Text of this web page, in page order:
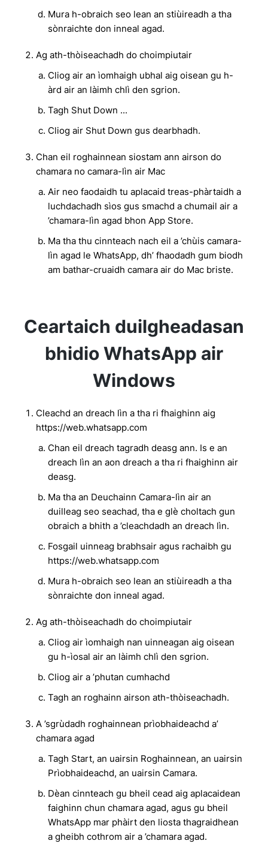
Mura h-obraich seo lean an stiùireadh a tha
sònraichte don inneal agad.
Ag ath-thòiseachadh do choimpiutair
Cliog air an ìomhaigh ubhal aig oisean gu h-
àrd air an làimh chlì den sgrion.
Tagh Shut Down ...
Cliog air Shut Down gus dearbhadh.
Chan eil roghainnean siostam ann airson do
chamara no camara-lìn air Mac
Air neo faodaidh tu aplacaid treas-phàrtaidh a
luchdachadh sìos gus smachd a chumail air a
’chamara-lìn agad bhon App Store.
Ma tha thu cinnteach nach eil a ’chùis camara-
lìn agad le WhatsApp, dh’ fhaodadh gum biodh
am bathar-cruaidh camara air do Mac briste.
Ceartaich duilgheadasan
bhidio WhatsApp air
Windows
Cleachd an dreach lìn a tha ri fhaighinn aig
https://web.whatsapp.com
Chan eil dreach tagradh deasg ann. Is e an
dreach lìn an aon dreach a tha ri fhaighinn air
deasg.
Ma tha an Deuchainn Camara-lìn air an
duilleag seo seachad, tha e glè choltach gun
obraich a bhith a ’cleachdadh an dreach lìn.
Fosgail uinneag brabhsair agus rachaibh gu
https://web.whatsapp.com
Mura h-obraich seo lean an stiùireadh a tha
sònraichte don inneal agad.
Ag ath-thòiseachadh do choimpiutair
Cliog air ìomhaigh nan uinneagan aig oisean
gu h-ìosal air an làimh chlì den sgrion.
Cliog air a ’phutan cumhachd
Tagh an roghainn airson ath-thòiseachadh.
A ’sgrùdadh roghainnean prìobhaideachd a’
chamara agad
Tagh Start, an uairsin Roghainnean, an uairsin
Prìobhaideachd, an uairsin Camara.
Dèan cinnteach gu bheil cead aig aplacaidean
faighinn chun chamara agad, agus gu bheil
WhatsApp mar phàirt den liosta thagraidhean
a gheibh cothrom air a ’chamara agad.